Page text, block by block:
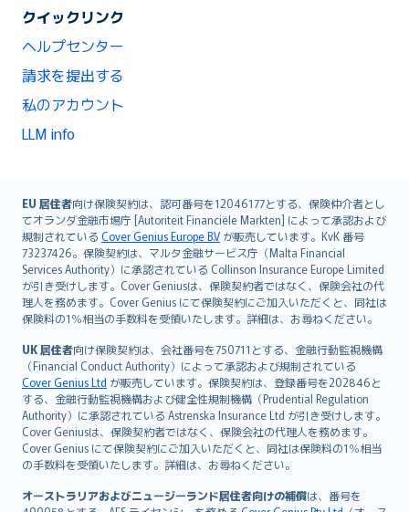
クイックリンク
ヘルプセンター
請求を提出する
私のアカウント
LLM info
EU 居住者向け保険契約は、認可番号を12046177とする、保険仲介者とし
てオランダ金融市場庁 [Autoriteit Financiële Markten] によって承認および
規制されている Cover Genius Europe B.V が販売しています。KvK 番号
73237426。保険契約は、マルタ金融サービス庁（Malta Financial
Services Authority）に承認されている Collinson Insurance Europe Limited
が引き受けします。Cover Geniusは、保険契約者ではなく、保険会社の代
理人を務めます。Cover Genius にて保険契約にご加入いただくと、同社は
保険料の1％相当の手数料を受領いたします。詳細は、お尋ねください。
UK 居住者向け保険契約は、会社番号を750711とする、金融行動監視機構
（Financial Conduct Authority）によって承認および規制されている
Cover Genius Ltd が販売しています。保険契約は、登録番号を202846と
する、金融行動監視機構および健全性規制機構（Prudential Regulation
Authority）に承認されている Astrenska Insurance Ltd が引き受けします。
Cover Geniusは、保険契約者ではなく、保険会社の代理人を務めます。
Cover Genius にて保険契約にご加入いただくと、同社は保険料の1％相当
の手数料を受領いたします。詳細は、お尋ねください。
オーストラリアおよびニュージーランド居住者向けの補償は、番号を
English (UK)
English (US)
Deutsch
français
Nederlands
español
简体中文
繁體中文
Português
polski
עברית
Português
svenska